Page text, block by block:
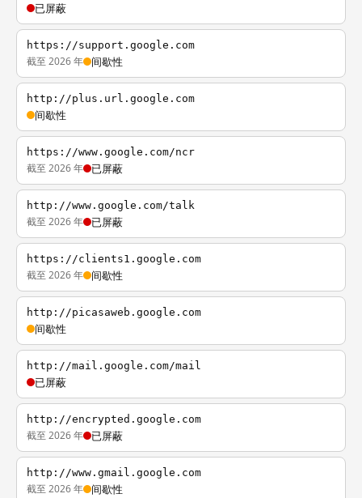
已屏蔽
https://support.google.com
截至 2026 年 间歇性
http://plus.url.google.com
间歇性
https://www.google.com/ncr
截至 2026 年 已屏蔽
http://www.google.com/talk
截至 2026 年 已屏蔽
https://clients1.google.com
截至 2026 年 间歇性
http://picasaweb.google.com
间歇性
http://mail.google.com/mail
已屏蔽
http://encrypted.google.com
截至 2026 年 已屏蔽
http://www.gmail.google.com
截至 2026 年 间歇性